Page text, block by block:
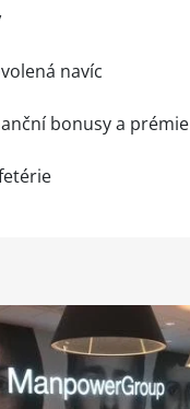
navíc
bonusy a prémie